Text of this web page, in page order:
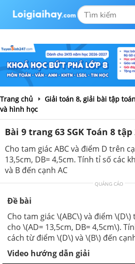
Trang chủ
Giải toán 8, giải bài tập
và hình học
Bài 9 trang 63 SGK Toán 8 tập
Cho tam giác ABC và điểm D trên
13,5cm, DB= 4,5cm. Tính tỉ số các
và B đến cạnh AC
QUẢNG CÁO
Đề bài
Cho tam giác \(ABC\) và điểm
cho \(AD= 13,5cm, DB= 4,5cm\).
cách từ điểm \(D\) và \(B\) đến
Video hướng dẫn giải